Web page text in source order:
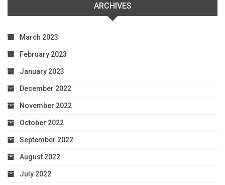
ARCHIVES
March 2023
February 2023
January 2023
December 2022
November 2022
October 2022
September 2022
August 2022
July 2022